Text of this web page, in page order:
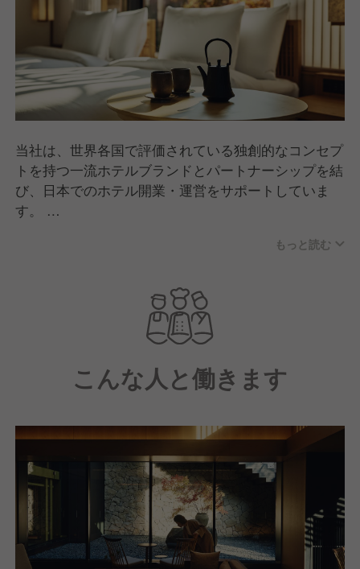
当社は、世界各国で評価されている独創的なコンセプ
トを持つ一流ホテルブランドとパートナーシップを結
び、日本でのホテル開業・運営をサポートしていま
す。
わたしたちバンヤン・グループは、シンガポール発祥
プーケットにて植林から取り組み、リゾート地そのも
のを創り上げたことを起点に、世界各国へと展開して
きました。海外のお客さまからも高い認知を持つブラ
ンドとして、現在ではグローバルに多様なホテル・リ
ゾートを運営しています。
もっと読む
こんな人と働きます